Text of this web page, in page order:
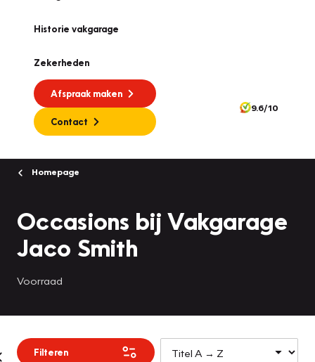
Historie vakgarage
Zekerheden
Afspraak maken
Contact
9.6/10
Homepage
Occasions bij Vakgarage
Jaco Smith
Voorraad
Filteren